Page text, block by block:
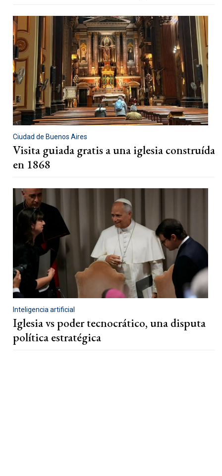
Ciudad de Buenos Aires
Visita guiada gratis a una iglesia construída
en 1868
Inteligencia artificial
Iglesia vs poder tecnocrático, una disputa
política estratégica